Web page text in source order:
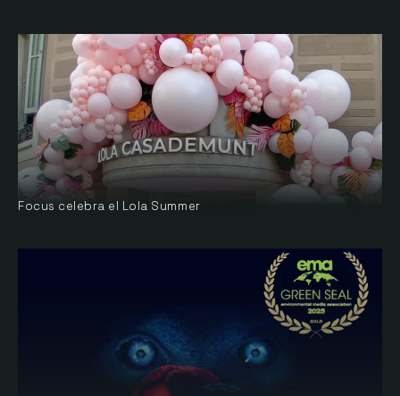
Focus celebra el Lola Summer